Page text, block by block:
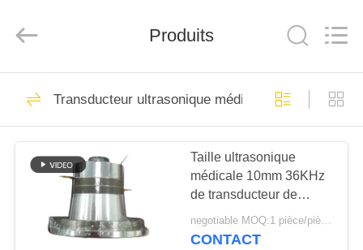
MAISON
PRODUITS
SUJET
Co.,
Reserved.
Transducteur
ultrasonique de PZT
Produits
Transducteur ultrasonique médical
Taille ultrasonique
médicale 10mm 36KHz
de transducteur de
cavitation de couverture
de fil
negotiable MOQ:1 pièce/pièces
CONTACT